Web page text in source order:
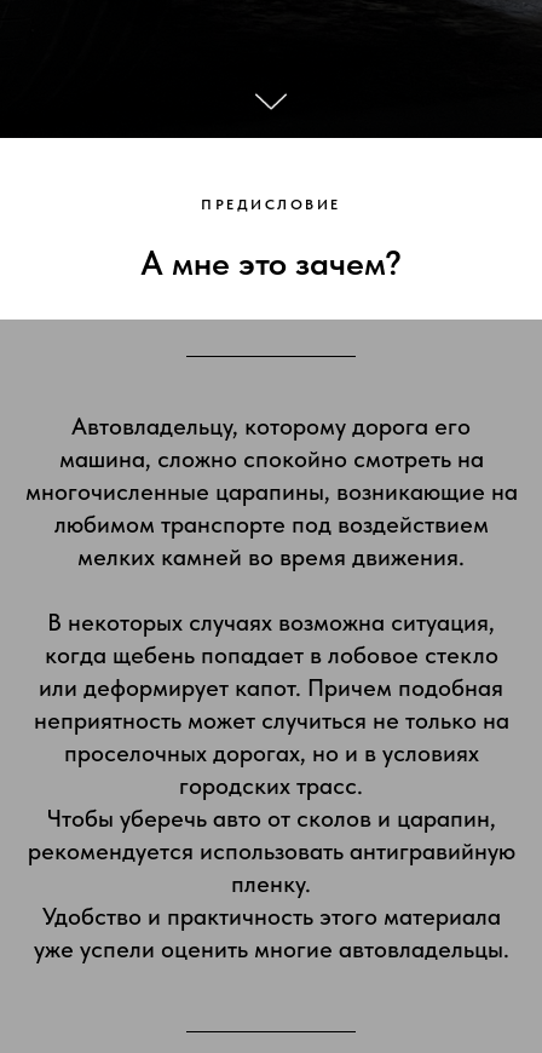
ПРЕДИСЛОВИЕ
А мне это зачем?
Автовладельцу, которому дорога его
машина, сложно спокойно смотреть на
многочисленные царапины, возникающие на
любимом транспорте под воздействием
мелких камней во время движения.
В некоторых случаях возможна ситуация,
когда щебень попадает в лобовое стекло
или деформирует капот. Причем подобная
неприятность может случиться не только на
проселочных дорогах, но и в условиях
городских трасс.
Чтобы уберечь авто от сколов и царапин,
рекомендуется использовать антигравийную
пленку.
Удобство и практичность этого материала
уже успели оценить многие автовладельцы.